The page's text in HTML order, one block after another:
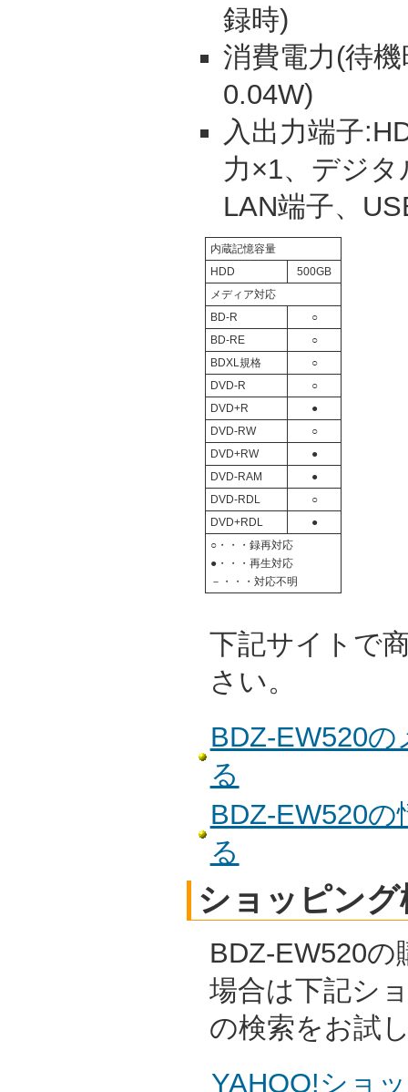
録時)
消費電力(待
0.04W)
入出力端子
力×1、デジ
LAN端子、
内蔵記憶容量
HDD 500GB
メディア対応
BD-R ○
BD-RE ○
BDXL規格 ○
DVD-R ○
DVD+R ●
DVD-RW ○
DVD+RW ●
DVD-RAM ●
DVD-RDL ○
DVD+RDL ●
○・・・録再対応
●・・・再生対応
－・・・対応不明
下記サイトで
さい。
BDZ-EW520
る
BDZ-EW520
る
ショッピング
BDZ-EW520
場合は下記シ
の検索をお試
YAHOO!ショ